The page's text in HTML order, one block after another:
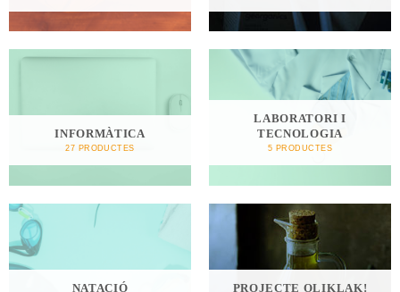
INFORMÀTICA
27 PRODUCTES
LABORATORI I
TECNOLOGIA
5 PRODUCTES
NATACIÓ PROJECTE OLIKLAK!